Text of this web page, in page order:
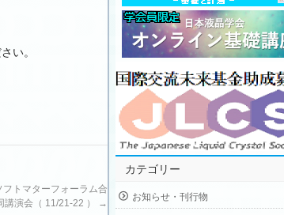
い。
トマターフォーラム合
講演会（ 11/21-22 ）
→
カテゴリー
お知らせ・刊行物